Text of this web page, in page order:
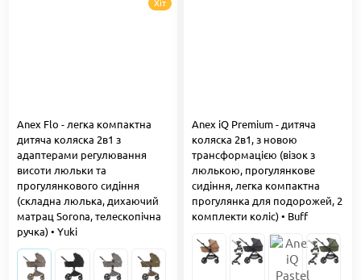
Anex Flo - легка компактна
дитяча коляска 2в1 з
адаптерами регулювання
висоти люльки та
прогулянкового сидіння
(складна люлька, дихаючий
матрац Sorona, телескопічна
ручка) • Yuki
Anex iQ Premium - дитяча
коляска 2в1, з новою
трансформацією (візок з
люлькою, прогулянкове
сидіння, легка компактна
прогулянка для подорожей, 2
комплекти коліс) • Buff